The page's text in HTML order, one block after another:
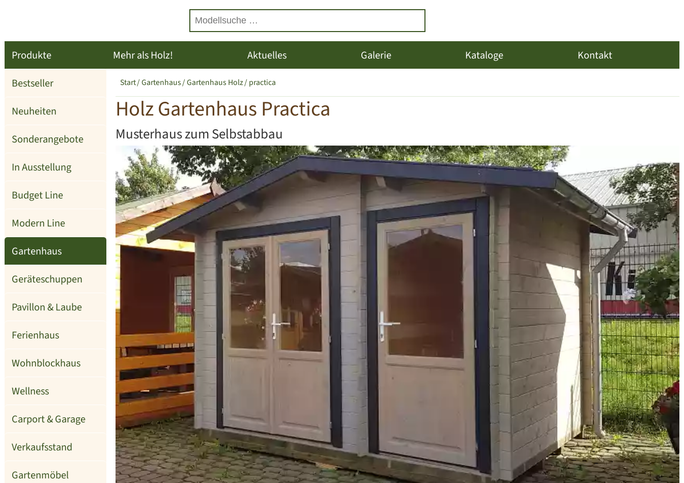
Produkte
Bestseller
Neuheiten
Sonderangebote
In Ausstellung
Budget Line
Modern Line
Gartenhaus
Geräteschuppen
Pavillon & Laube
Ferienhaus
Wohnblockhaus
Wellness
Carport & Garage
Verkaufsstand
Gartenmöbel
Mehr als Holz! Aktuelles Galerie Kataloge Kontakt
Start Gartenhaus Gartenhaus Holz practica
Holz Gartenhaus Practica
Musterhaus zum Selbstabbau